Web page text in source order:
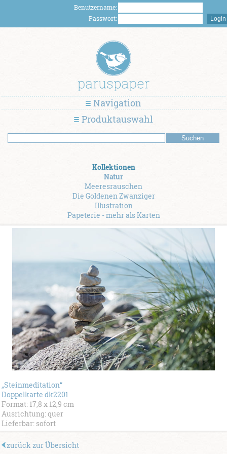
Benutzername:
Passwort:
Navigation
Produktauswahl
Kollektionen
Natur
Meeresrauschen
Die Goldenen Zwanziger
Illustration
Papeterie - mehr als Karten
„Steinmeditation“
Doppelkarte dk2201
Format: 17,8 x 12,9 cm
Ausrichtung: quer
Lieferbar: sofort
zurück zur Übersicht